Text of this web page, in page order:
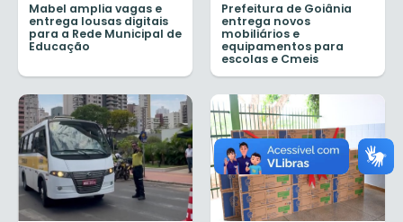
Mabel amplia vagas e
entrega lousas digitais
para a Rede Municipal de
Educação
Prefeitura de Goiânia
entrega novos
mobiliários e
equipamentos para
escolas e Cmeis